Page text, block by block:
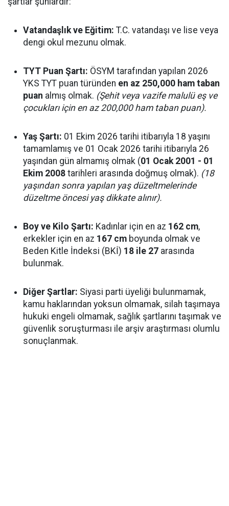
Vatandaşlık ve Eğitim: T.C. vatandaşı ve lise veya
dengi okul mezunu olmak.
TYT Puan Şartı: ÖSYM tarafından yapılan 2026
YKS TYT puan türünden en az 250,000 ham taban
puan almış olmak. (Şehit veya vazife malulü eş ve
çocukları için en az 200,000 ham taban puan).
Yaş Şartı: 01 Ekim 2026 tarihi itibarıyla 18 yaşını
tamamlamış ve 01 Ocak 2026 tarihi itibarıyla 26
yaşından gün almamış olmak (01 Ocak 2001 - 01
Ekim 2008 tarihleri arasında doğmuş olmak). (18
yaşından sonra yapılan yaş düzeltmelerinde
düzeltme öncesi yaş dikkate alınır).
Boy ve Kilo Şartı: Kadınlar için en az 162 cm,
erkekler için en az 167 cm boyunda olmak ve
Beden Kitle İndeksi (BKİ) 18 ile 27 arasında
bulunmak.
Diğer Şartlar: Siyasi parti üyeliği bulunmamak,
kamu haklarından yoksun olmamak, silah taşımaya
hukuki engeli olmamak, sağlık şartlarını taşımak ve
güvenlik soruşturması ile arşiv araştırması olumlu
sonuçlanmak.